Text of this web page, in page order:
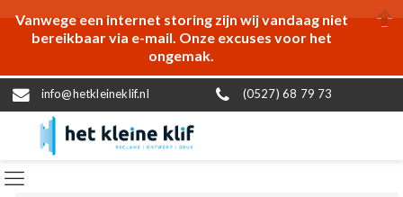
Vanwege een internet storing zijn wij vandaag niet
bereikbaar via e-mail. Onze excuses voor het
ongemak.
info@hetkleineklif.nl (0527) 68 79 73